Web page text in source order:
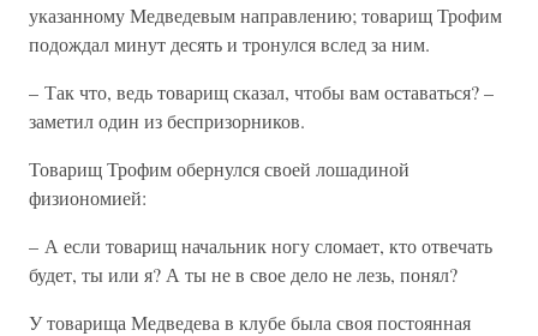
указанному Медведевым направлению; товарищ Трофим
подождал минут десять и тронулся вслед за ним.
– Так что, ведь товарищ сказал, чтобы вам оставаться? –
заметил один из беспризорников.
Товарищ Трофим обернулся своей лошадиной
физиономией:
– А если товарищ начальник ногу сломает, кто отвечать
будет, ты или я? А ты не в свое дело не лезь, понял?
У товарища Медведева в клубе была своя постоянная